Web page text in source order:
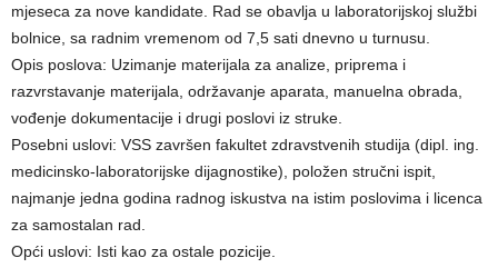
mjeseca za nove kandidate. Rad se obavlja u laboratorijskoj službi
bolnice, sa radnim vremenom od 7,5 sati dnevno u turnusu.
Opis poslova: Uzimanje materijala za analize, priprema i
razvrstavanje materijala, održavanje aparata, manuelna obrada,
vođenje dokumentacije i drugi poslovi iz struke.
Posebni uslovi: VSS završen fakultet zdravstvenih studija (dipl. ing.
medicinsko-laboratorijske dijagnostike), položen stručni ispit,
najmanje jedna godina radnog iskustva na istim poslovima i licenca
za samostalan rad.
Opći uslovi: Isti kao za ostale pozicije.